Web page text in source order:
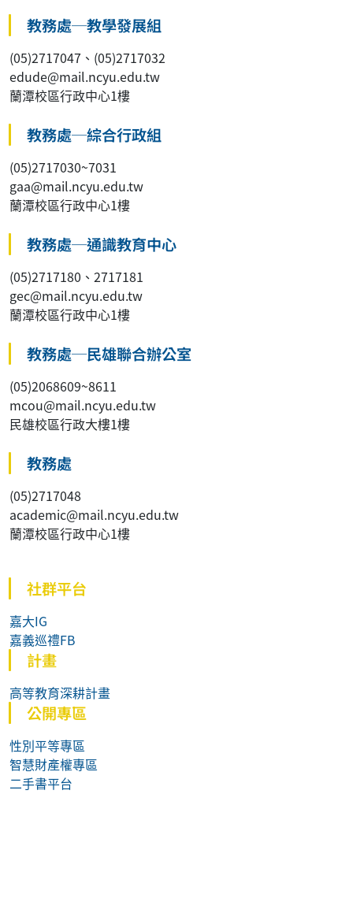
教務處─教學發展組
(05)2717047、(05)2717032
edude@mail.ncyu.edu.tw
蘭潭校區行政中心1樓
教務處─綜合行政組
(05)2717030~7031
gaa@mail.ncyu.edu.tw
蘭潭校區行政中心1樓
教務處─通識教育中心
(05)2717180、2717181
gec@mail.ncyu.edu.tw
蘭潭校區行政中心1樓
教務處─民雄聯合辦公室
(05)2068609~8611
mcou@mail.ncyu.edu.tw
民雄校區行政大樓1樓
教務處
(05)2717048
academic@mail.ncyu.edu.tw
蘭潭校區行政中心1樓
社群平台
嘉大IG
嘉義巡禮FB
計畫
高等教育深耕計畫
公開專區
性別平等專區
智慧財產權專區
二手書平台